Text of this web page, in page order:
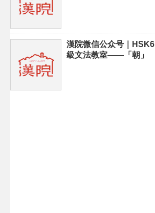
漢院微信公众号｜HSK6
級文法教室——「朝」